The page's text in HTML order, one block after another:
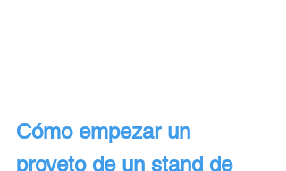
Cómo empezar un
proyeto de un stand de